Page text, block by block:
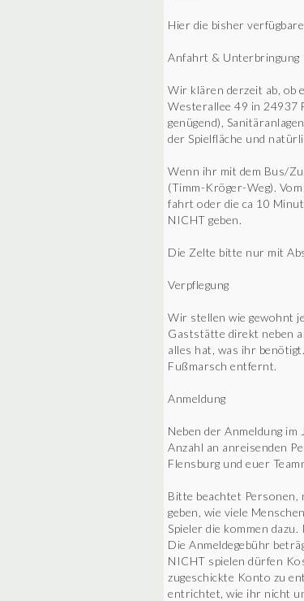
Hier die bisher
Anfahrt & Unterbringung
Wir klären derzeit ab, ob
Westerallee 49 in 24937
genügend),
der Spielfläche und
Wenn ihr mit dem Bus/
(Timm-Kröger-Weg).
fahrt oder die ca 10
NICHT geben.
Die Zelte bitte nur mit
Verpflegung
Wir stellen wie gewohnt
Gaststätte direkt neben
alles hat, was ihr
Fußmarsch entfernt.
Anmeldung
Neben der Anmeldung
Anzahl an anreisenden
Flensburg und euer
Bitte beachtet Personen,
geben, wie viele
Spieler die kommen
Die Anmeldegebühr
NICHT spielen dürfen
zugeschickte Konto zu
entrichtet, wie ihr nicht